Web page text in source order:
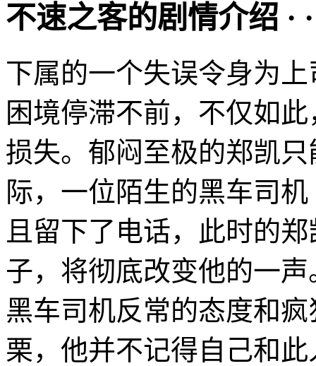
不速之客的剧情介绍 · ·
下属的一个失误令身为
困境停滞不前，不仅如
损失。郁闷至极的郑凯
际，一位陌生的黑车司
且留下了电话，此时的
子，将彻底改变他的一声
黑车司机反常的态度和
栗，他并不记得自己和